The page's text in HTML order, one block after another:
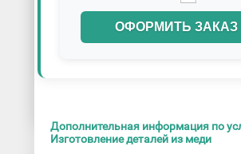
ОФОРМИТЬ ЗАКАЗ
Дополнительная информация по
Изготовление деталей из меди